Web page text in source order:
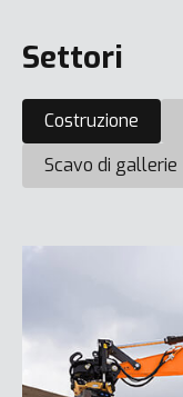
Settori
Costruzione
Scavo di gallerie